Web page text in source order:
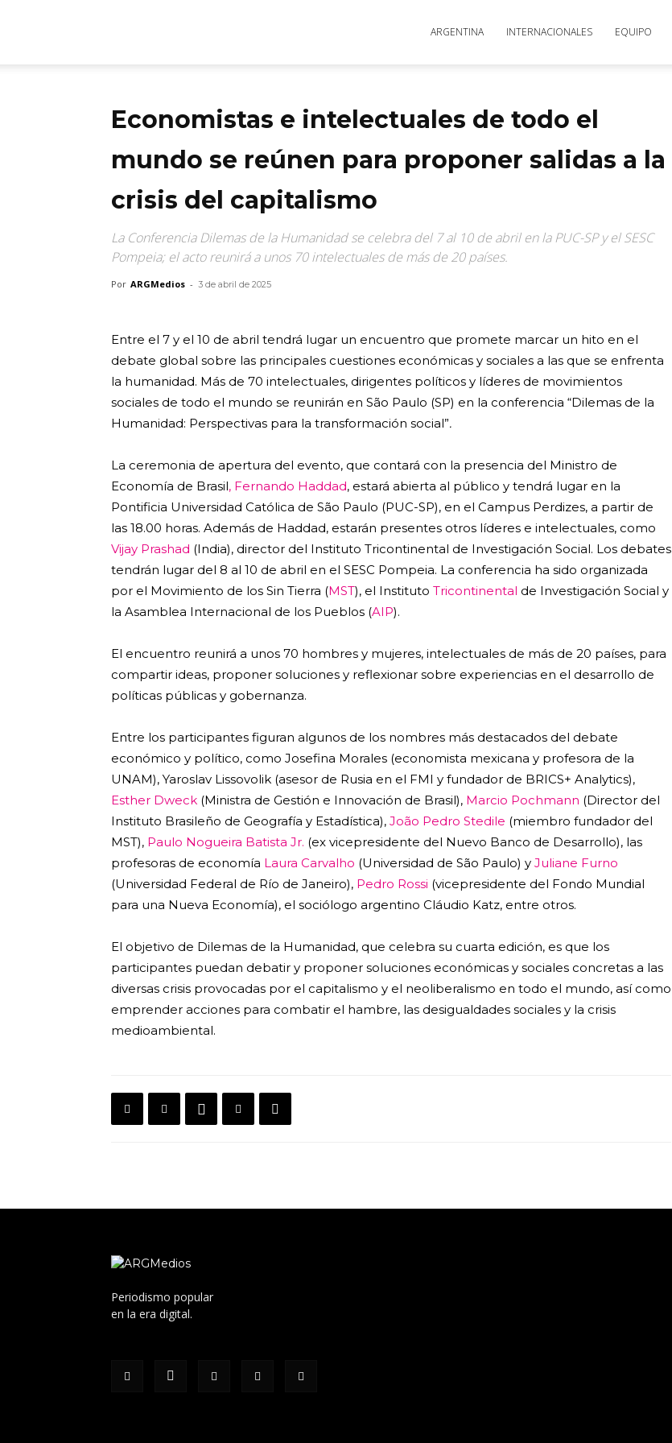
ARGENTINA INTERNACIONALES EQUIPO
Economistas e intelectuales de todo el
mundo se reúnen para proponer salidas a la
crisis del capitalismo
La Conferencia Dilemas de la Humanidad se celebra del 7 al 10 de abril en la PUC-SP y el SESC
Pompeia; el acto reunirá a unos 70 intelectuales de más de 20 países.
Por ARGMedios - 3 de abril de 2025
Entre el 7 y el 10 de abril tendrá lugar un encuentro que promete marcar un hito en el
debate global sobre las principales cuestiones económicas y sociales a las que se enfrenta
la humanidad. Más de 70 intelectuales, dirigentes políticos y líderes de movimientos
sociales de todo el mundo se reunirán en São Paulo (SP) en la conferencia “Dilemas de la
Humanidad: Perspectivas para la transformación social”.
La ceremonia de apertura del evento, que contará con la presencia del Ministro de
Economía de Brasil, Fernando Haddad, estará abierta al público y tendrá lugar en la
Pontificia Universidad Católica de São Paulo (PUC-SP), en el Campus Perdizes, a partir de
las 18.00 horas. Además de Haddad, estarán presentes otros líderes e intelectuales, como
Vijay Prashad (India), director del Instituto Tricontinental de Investigación Social. Los debates
tendrán lugar del 8 al 10 de abril en el SESC Pompeia. La conferencia ha sido organizada
por el Movimiento de los Sin Tierra (MST), el Instituto Tricontinental de Investigación Social y
la Asamblea Internacional de los Pueblos (AIP).
El encuentro reunirá a unos 70 hombres y mujeres, intelectuales de más de 20 países, para
compartir ideas, proponer soluciones y reflexionar sobre experiencias en el desarrollo de
políticas públicas y gobernanza.
Entre los participantes figuran algunos de los nombres más destacados del debate
económico y político, como Josefina Morales (economista mexicana y profesora de la
UNAM), Yaroslav Lissovolik (asesor de Rusia en el FMI y fundador de BRICS+ Analytics),
Esther Dweck (Ministra de Gestión e Innovación de Brasil), Marcio Pochmann (Director del
Instituto Brasileño de Geografía y Estadística), João Pedro Stedile (miembro fundador del
MST), Paulo Nogueira Batista Jr. (ex vicepresidente del Nuevo Banco de Desarrollo), las
profesoras de economía Laura Carvalho (Universidad de São Paulo) y Juliane Furno
(Universidad Federal de Río de Janeiro), Pedro Rossi (vicepresidente del Fondo Mundial
para una Nueva Economía), el sociólogo argentino Cláudio Katz, entre otros.
El objetivo de Dilemas de la Humanidad, que celebra su cuarta edición, es que los
participantes puedan debatir y proponer soluciones económicas y sociales concretas a las
diversas crisis provocadas por el capitalismo y el neoliberalismo en todo el mundo, así como
emprender acciones para combatir el hambre, las desigualdades sociales y la crisis
medioambiental.
Periodismo popular
en la era digital.